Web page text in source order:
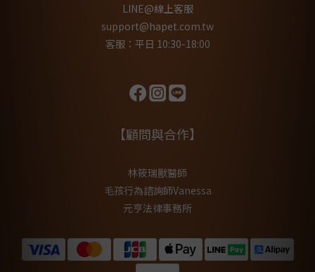
LINE@線上客服
support@hapet.com.tw
客服：平日 10:30-18:00
【顧問與合作】
林筱瑞獸醫師
毛孩行為諮詢師Vanessa
元亨法律事務所